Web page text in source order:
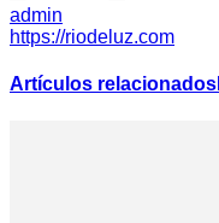
admin
https://riodeluz.com
Artículos relacionados